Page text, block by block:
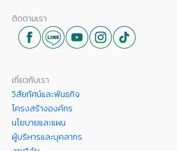
ติดตามเรา
เกี่ยวกับเรา
วิสัยทัศน์และพันธกิจ
โครงสร้างองค์กร
นโยบายและแผน
ผู้บริหารและบุคลากร